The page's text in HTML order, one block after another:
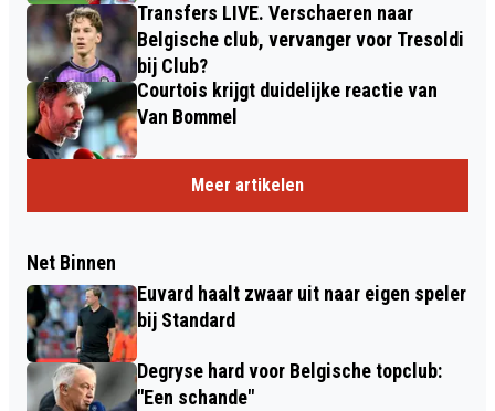
Transfers LIVE. Verschaeren naar
Belgische club, vervanger voor Tresoldi
bij Club?
Courtois krijgt duidelijke reactie van
Van Bommel
Meer artikelen
Net Binnen
Euvard haalt zwaar uit naar eigen speler
bij Standard
Degryse hard voor Belgische topclub:
"Een schande"